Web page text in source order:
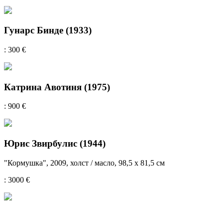
Гунарс Бинде (1933)
: 300 €
Катрина Авотиня (1975)
: 900 €
Юрис Звирбулис (1944)
"Кормушка", 2009, холст / масло, 98,5 х 81,5 см
: 3000 €